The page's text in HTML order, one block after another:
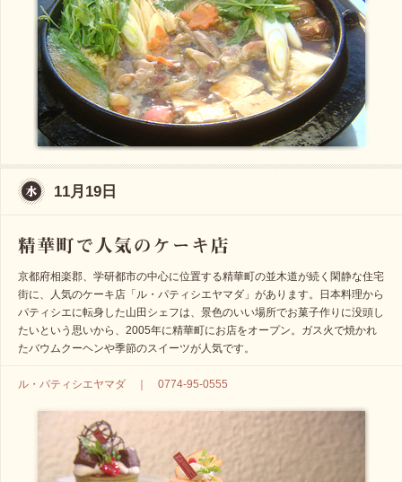
11月19日
京都府相楽郡、学研都市の中心に位置する精華町の並木道が続く閑静な住宅
街に、人気のケーキ店「ル・パティシエヤマダ」があります。日本料理から
パティシエに転身した山田シェフは、景色のいい場所でお菓子作りに没頭し
たいという思いから、2005年に精華町にお店をオープン。ガス火で焼かれ
たバウムクーヘンや季節のスイーツが人気です。
ル・パティシエヤマダ ｜ 0774-95-0555